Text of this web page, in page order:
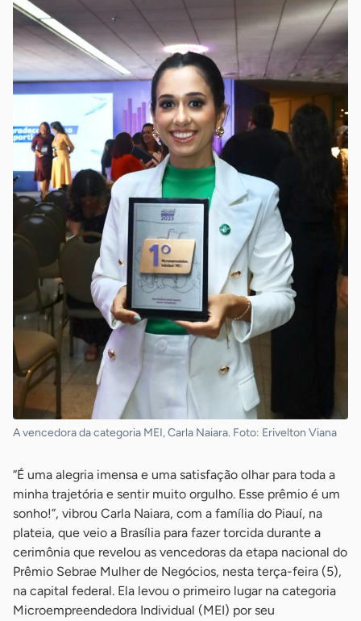
A vencedora da categoria MEI, Carla Naiara. Foto: Erivelton Viana
“É uma alegria imensa e uma satisfação olhar para toda a
minha trajetória e sentir muito orgulho. Esse prêmio é um
sonho!”, vibrou Carla Naiara, com a família do Piauí, na
plateia, que veio a Brasília para fazer torcida durante a
cerimônia que revelou as vencedoras da etapa nacional do
Prêmio Sebrae Mulher de Negócios, nesta terça-feira (5),
na capital federal. Ela levou o primeiro lugar na categoria
Microempreendedora Individual (MEI) por seu